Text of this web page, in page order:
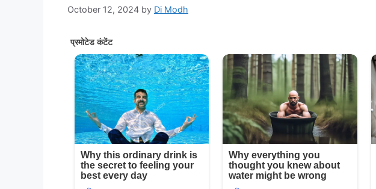
October 12, 2024 by Di Modh